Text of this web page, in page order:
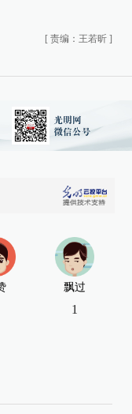
[ 责编：王若昕 ]
飘过
1